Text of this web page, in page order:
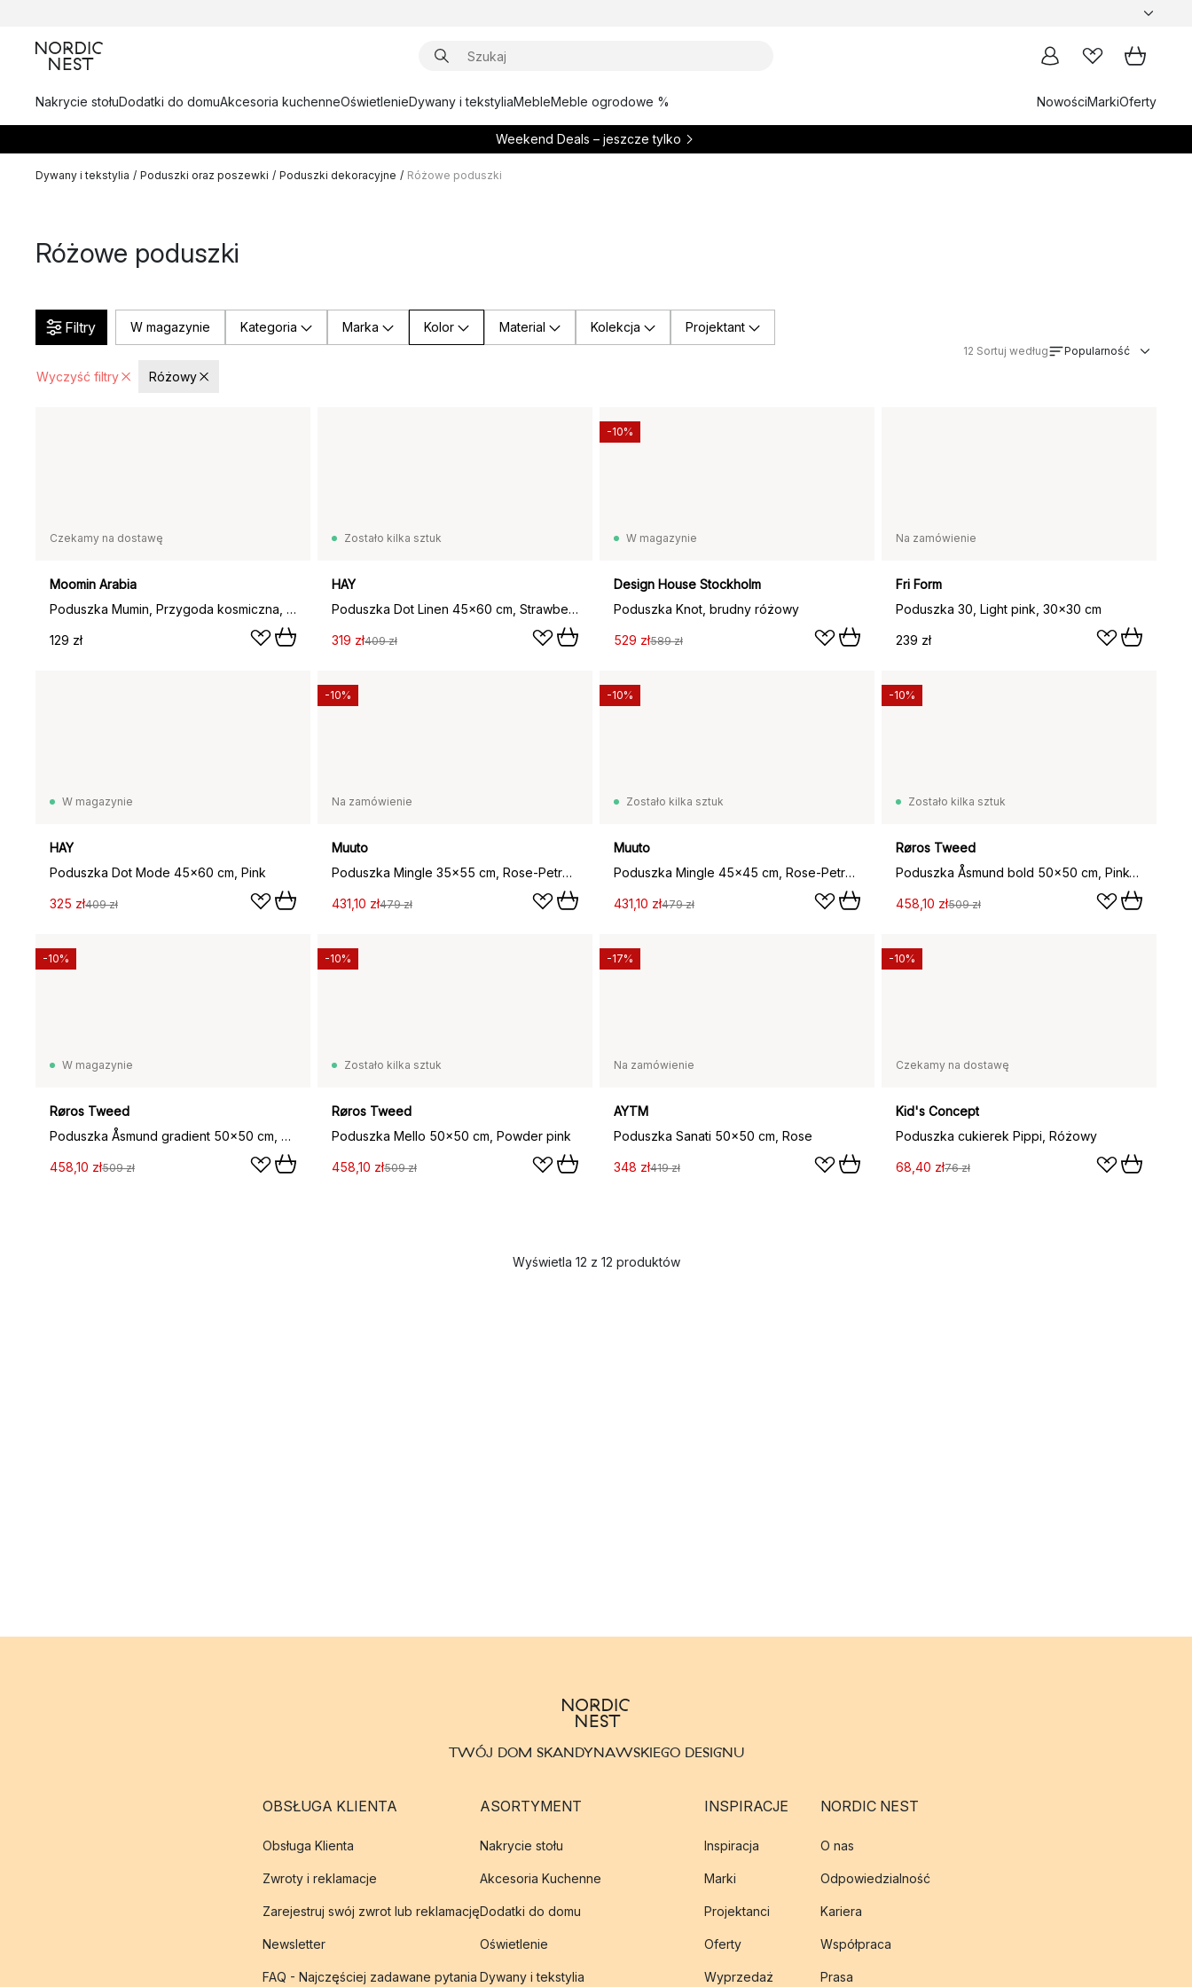
Nakrycie stołuDodatki do domuAkcesoria kuchenneOświetlenieDywany i tekstyliaMebleMeble ogrodowe % NowościMarkiOferty
Weekend Deals – jeszcze tylko
Dywany i tekstylia / Poduszki oraz poszewki / Poduszki dekoracyjne / Różowe poduszki
Różowe poduszki
Filtry W magazynie Kategoria Marka Kolor Material Kolekcja Projektant
Wyczyść filtry Różowy
12 Sortuj według Popularność
Czekamy na dostawę
Moomin Arabia
Poduszka Mumin, Przygoda kosmiczna, 37x47 cm
129 zł
Zostało kilka sztuk
HAY
Poduszka Dot Linen 45x60 cm, Strawberry milkshake
319 zł409 zł
W magazynie
Design House Stockholm
Poduszka Knot, brudny różowy
529 zł589 zł
-10%
Na zamówienie
Fri Form
Poduszka 30, Light pink, 30x30 cm
239 zł
W magazynie
HAY
Poduszka Dot Mode 45x60 cm, Pink
325 zł409 zł
Na zamówienie
Muuto
Poduszka Mingle 35x55 cm, Rose-Petroleum
431,10 zł479 zł
-10%
Zostało kilka sztuk
Muuto
Poduszka Mingle 45x45 cm, Rose-Petroleum
431,10 zł479 zł
-10%
Zostało kilka sztuk
Røros Tweed
Poduszka Åsmund bold 50x50 cm, Pink-green
458,10 zł509 zł
-10%
W magazynie
Røros Tweed
Poduszka Åsmund gradient 50x50 cm, Pink-green
458,10 zł509 zł
-10%
Zostało kilka sztuk
Røros Tweed
Poduszka Mello 50x50 cm, Powder pink
458,10 zł509 zł
-10%
Na zamówienie
AYTM
Poduszka Sanati 50x50 cm, Rose
348 zł419 zł
-17%
Czekamy na dostawę
Kid's Concept
Poduszka cukierek Pippi, Różowy
68,40 zł76 zł
-10%
Wyświetla 12 z 12 produktów
TWÓJ DOM SKANDYNAWSKIEGO DESIGNU
OBSŁUGA KLIENTA
Obsługa Klienta
Zwroty i reklamacje
Zarejestruj swój zwrot lub reklamację
Newsletter
FAQ - Najczęściej zadawane pytania
ASORTYMENT
Nakrycie stołu
Akcesoria Kuchenne
Dodatki do domu
Oświetlenie
Dywany i tekstylia
INSPIRACJE
Inspiracja
Marki
Projektanci
Oferty
Wyprzedaż
NORDIC NEST
O nas
Odpowiedzialność
Kariera
Współpraca
Prasa